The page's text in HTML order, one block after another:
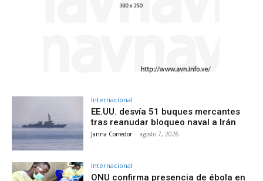
Internacional
EE.UU. desvía 51 buques mercantes
tras reanudar bloqueo naval a Irán
Janna Corredor - agosto 7, 2026
Internacional
ONU confirma presencia de ébola en